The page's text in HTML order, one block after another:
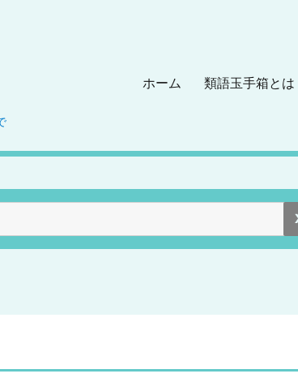
ホーム 類語玉手箱とは